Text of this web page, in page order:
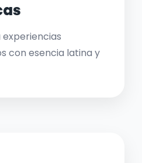
experiencias
con esencia latina y